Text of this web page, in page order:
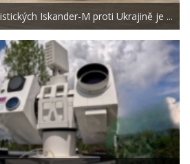
Iskander-M proti Ukrajině je ...